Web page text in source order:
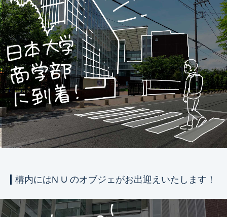
構内にはN U のオブジェがお出迎えいたします！